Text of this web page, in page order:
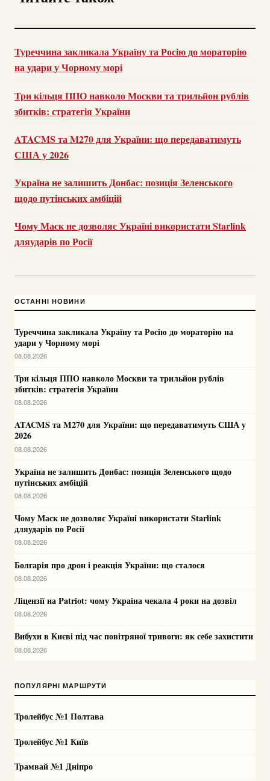
Туреччина закликала Україну та Росію до мораторію
на удари у Чорному морі
Три кільця ППО навколо Москви та трильйон рублів
збитків: стратегія України
ATACMS та M270 для України: що передаватимуть
США у 2026
Україна не залишить Донбас: позиція Зеленського
щодо путінських амбіцій
Чому Маск не дозволяє Україні використати Starlink
дляударів по Росії
ОСТАННІ НОВИНИ
Туреччина закликала Україну та Росію до мораторію на
удари у Чорному морі
08.08.2026
Три кільця ППО навколо Москви та трильйон рублів
збитків: стратегія України
08.08.2026
ATACMS та M270 для України: що передаватимуть США у
2026
08.08.2026
Україна не залишить Донбас: позиція Зеленського щодо
путінських амбіцій
08.08.2026
Чому Маск не дозволяє Україні використати Starlink
дляударів по Росії
08.08.2026
Болгарія про дрон і реакція України: що сталося
08.08.2026
Ліцензії на Patriot: чому Україна чекала 4 роки на дозвіл
08.08.2026
Вибухи в Києві під час повітряної тривоги: як себе захистити
08.08.2026
ПОПУЛЯРНІ МАРШРУТИ
Тролейбус №1 Полтава
Тролейбус №1 Київ
Трамвай №1 Дніпро